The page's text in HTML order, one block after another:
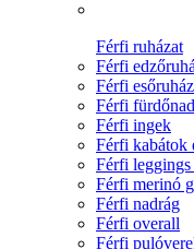
Férfi ruházat
Férfi
Férfi
Férfi
Férfi ingek
Férfi kabátok
Férfi
Férfi merinó
Férfi nadrág
Férfi overall
Férfi